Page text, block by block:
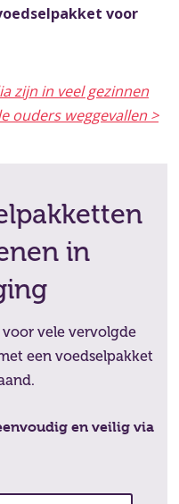
voor
zijn in veel gezinnen
ouders weggevallen >
in
vele vervolgde
een voedselpakket
en veilig via